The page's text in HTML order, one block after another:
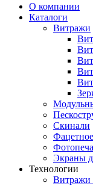
О компании
Каталоги
Витражи
Скинали
Экраны
Технологии
Витражи